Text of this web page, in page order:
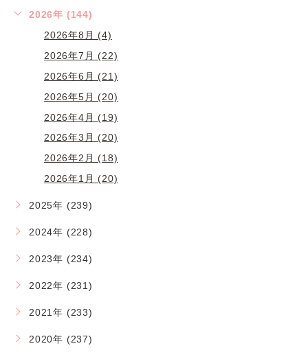
2026年 (144)
2026年8月 (4)
2026年7月 (22)
2026年6月 (21)
2026年5月 (20)
2026年4月 (19)
2026年3月 (20)
2026年2月 (18)
2026年1月 (20)
2025年 (239)
2024年 (228)
2023年 (234)
2022年 (231)
2021年 (233)
2020年 (237)